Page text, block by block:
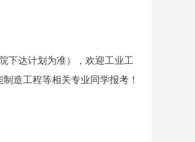
下达计划为准），欢迎工业工
造工程等相关专业同学报考！